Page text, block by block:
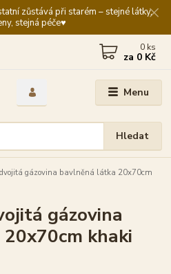
zůstává při starém – stejné látky,
stejná péče♥️
Menu
Hledat
0 ks
za 0 Kč
gázovina bavlněná látka 20x70cm
gázovina
khaki